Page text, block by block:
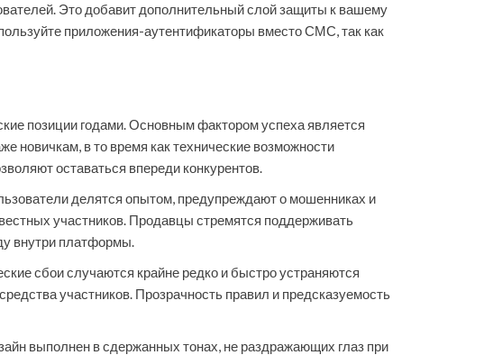
Это добавит дополнительный слой защиты к вашему
приложения-аутентификаторы вместо СМС, так как
позиции годами. Основным фактором успеха является
новичкам, в то время как технические возможности
оставаться впереди конкурентов.
делятся опытом, предупреждают о мошенниках и
участников. Продавцы стремятся поддерживать
внутри платформы.
сбои случаются крайне редко и быстро устраняются
участников. Прозрачность правил и предсказуемость
выполнен в сдержанных тонах, не раздражающих глаз при